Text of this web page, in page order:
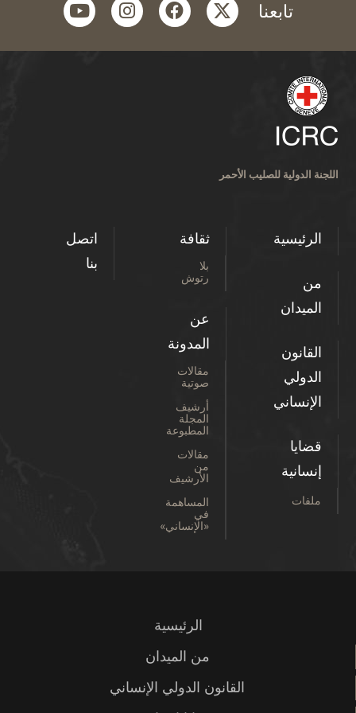
تابعنا twitter
facebook
instagram
youtube
اللجنة الدولية للصليب الأحمر
الرئيسية
من
الميدان
القانون
الدولي
الإنساني
قضايا
إنسانية
ملفات
ثقافة
بلا
رتوش
عن
المدونة
مقالات
صوتية
أرشيف
المجلة
المطبوعة
مقالات
من
الأرشيف
المساهمة
في
«الإنساني»
اتصل
بنا
الرئيسية
من الميدان
القانون الدولي الإنساني